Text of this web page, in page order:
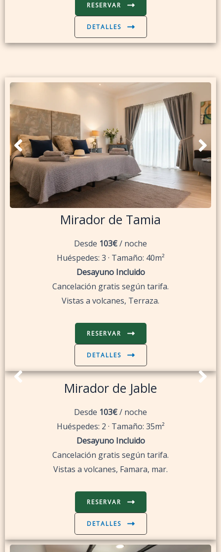
RESERVAR
DETALLES
Mirador de Tamia
Desde 103€/ noche
Huéspedes: 3 · Tamaño: 40m²
Desayuno Incluido
Cancelación gratis según tarifa.
Vistas a volcanes, Terraza.
RESERVAR
DETALLES
Mirador de Jable
Desde 103€/ noche
Huéspedes: 2 · Tamaño: 35m²
Desayuno Incluido
Cancelación gratis según tarifa.
Vistas a volcanes, Famara, mar.
RESERVAR
DETALLES